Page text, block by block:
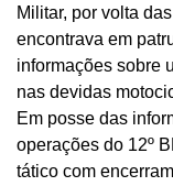
Militar, por volta
encontrava em
informações sobre
nas devidas
Em posse das
operações do 12º
tático com